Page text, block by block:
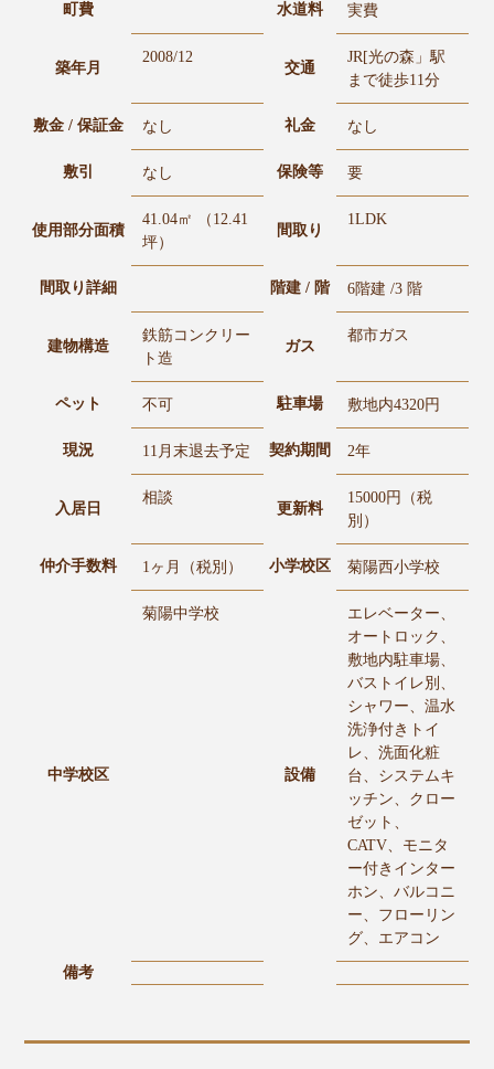
町費 水道料 実費
築年月
2008/12
交通
JR[光の森」駅
まで徒歩11分
敷金 / 保証金 なし 礼金 なし
敷引 なし 保険等 要
使用部分面積
41.04㎡ （12.41
坪）
間取り
1LDK
間取り詳細 階建 / 階 6階建 /3 階
建物構造
鉄筋コンクリー
ト造
ガス
都市ガス
ペット 不可 駐車場 敷地内4320円
現況 11月末退去予定 契約期間 2年
入居日
相談
更新料
15000円（税
別）
仲介手数料 1ヶ月（税別） 小学校区 菊陽西小学校
中学校区
菊陽中学校
設備
エレベーター、
オートロック、
敷地内駐車場、
バストイレ別、
シャワー、温水
洗浄付きトイ
レ、洗面化粧
台、システムキ
ッチン、クロー
ゼット、
CATV、モニタ
ー付きインター
ホン、バルコニ
ー、フローリン
グ、エアコン
備考